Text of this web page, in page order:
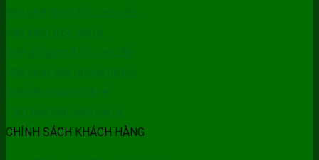
CHÍNH SÁCH KHÁCH HÀNG